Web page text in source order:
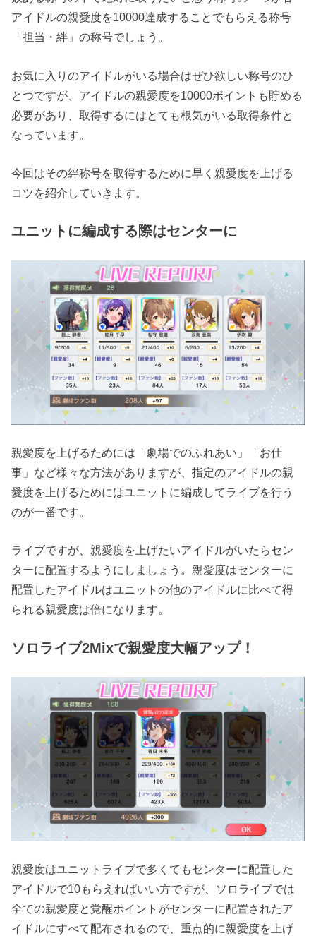
アイドルの親愛度を10000達成することでもらえる称号
「担当・絆」の称号でしょう。
お気に入りのアイドルがいる場合はぜひ欲しい称号のひ
とつですが、アイドルの親愛度を10000ポイントも貯める
必要があり、取得するにはとても根気がいる取得条件と
なっています。
今回はその絆称号を取得するために早く親愛度を上げる
コツを紹介していきます。
ユニットに編成する際はセンターに
親愛度を上げるためには「劇場でのふれあい」「お仕
事」など様々な方法がありますが、指定のアイドルの親
愛度を上げるためにはユニットに編成してライブを行う
のが一番です。
ライブですが、親愛度を上げたいアイドルがいたらセン
ターに配置するようにしましょう。親愛度はセンターに
配置したアイドルはユニットの他のアイドルに比べて得
られる親愛度は倍になります。
ソロライブ2Mixで親愛度大幅アップ！
親愛度はユニットライブで多くてもセンターに配置した
アイドルで10もらえればいい方ですが、ソロライブでは
全ての親愛度と覚醒ポイントがセンターに配置されたア
イドルにすべて配布されるので、重点的に親愛度を上げ